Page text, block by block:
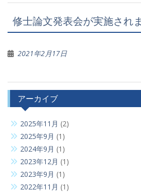
修士論文発表会が実施され
2021年2月17日
アーカイブ
2025年11月 (2)
2025年9月 (1)
2024年9月 (1)
2023年12月 (1)
2023年9月 (1)
2022年11月 (1)